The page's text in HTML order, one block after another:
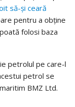
să-și ceară
pentru a obține
folosi baza
petrolul pe care-l
petrol se
BMZ Ltd.